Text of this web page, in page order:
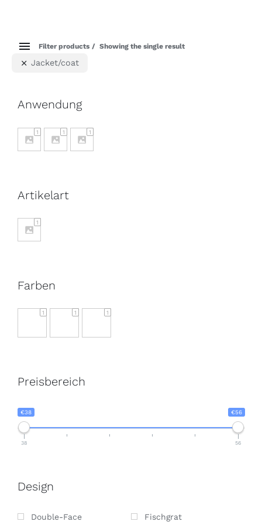
Filter products Showing the single result
Jacket/coat
Anwendung
1 1 1
Artikelart
1
Farben
1 1 1
Preisbereich
€38 €56
38 56
Design
Double-Face Fischgrat